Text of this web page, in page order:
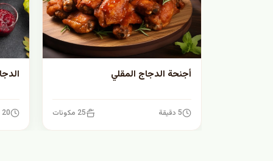
أجنحة الدجاج المقلي
5 دقيقة 25 مكونات 20 دقيقة